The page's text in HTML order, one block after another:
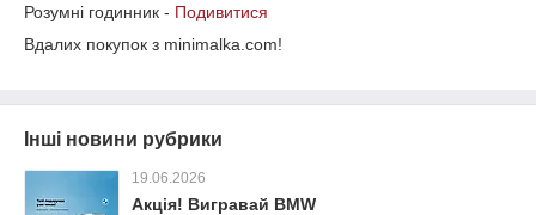
Розумні годинник - Подивитися
Вдалих покупок з minimalka.com!
Інші новини рубрики
19.06.2026
Акція! Вигравай BMW